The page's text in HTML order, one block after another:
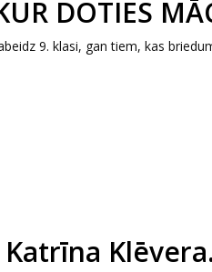
DOTIES
9. klasi, gan tiem, kas
| Katrīna